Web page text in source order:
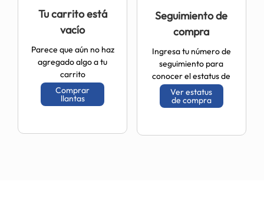
Tu carrito está
vacío
Parece que aún no haz
agregado algo a tu
carrito
Comprar
llantas
Seguimiento de
compra
Ingresa tu número de
seguimiento para
conocer el estatus de
tu compra
Ver estatus
de compra